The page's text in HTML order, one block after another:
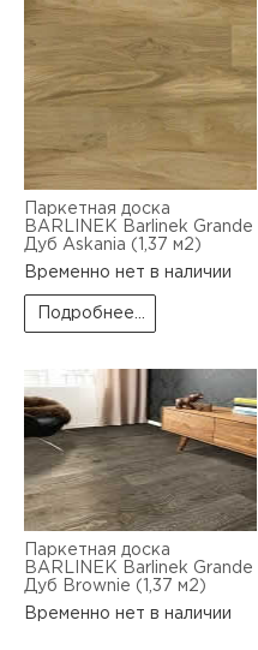
Паркетная доска
BARLINEK Barlinek Grande
Дуб Askania (1,37 м2)
Временно нет в наличии
Подробнее...
Паркетная доска
BARLINEK Barlinek Grande
Дуб Brownie (1,37 м2)
Временно нет в наличии